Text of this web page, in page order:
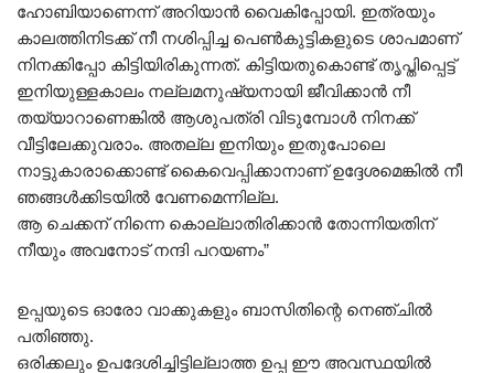
ഹോബിയാണെന്ന് അറിയാൻ വൈകിപ്പോയി. ഇത്രയും
കാലത്തിനിടക്ക് നീ നശിപ്പിച്ച പെൺകുട്ടികളുടെ ശാപമാണ്
നിനക്കിപ്പോ കിട്ടിയിരികുന്നത്. കിട്ടിയതുകൊണ്ട് തൃപ്തിപ്പെട്ട്
ഇനിയുള്ളകാലം നല്ലമനുഷ്യനായി ജീവിക്കാൻ നീ
തയ്യാറാണെങ്കിൽ ആശുപത്രി വിടുമ്പോൾ നിനക്ക്
വീട്ടിലേക്കുവരാം. അതല്ല ഇനിയും ഇതുപോലെ
നാട്ടുകാരാക്കൊണ്ട് കൈവെപ്പിക്കാനാണ് ഉദ്ദേശമെങ്കിൽ നീ
ഞങ്ങൾക്കിടയിൽ വേണമെന്നില്ല.
ആ ചെക്കന് നിന്നെ കൊല്ലാതിരിക്കാൻ തോന്നിയതിന്
നീയും അവനോട് നന്ദി പറയണം”
ഉപ്പയുടെ ഓരോ വാക്കുകളും ബാസിതിന്റെ നെഞ്ചിൽ
പതിഞ്ഞു.
ഒരിക്കലും ഉപദേശിച്ചിട്ടില്ലാത്ത ഉപ്പ ഈ അവസ്ഥയിൽ